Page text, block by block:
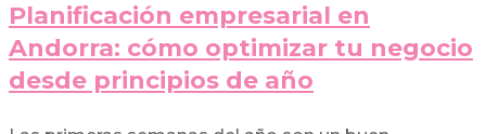
Planificación empresarial en
Andorra: cómo optimizar tu negocio
desde principios de año